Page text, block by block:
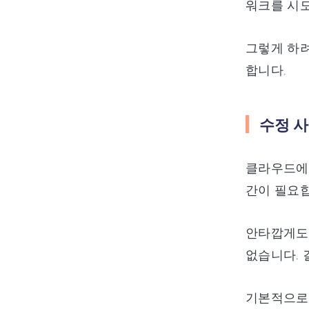
워크를 시
그렇게 하
합니다.
수정
클라우드
간이 필요
안타깝게
없습니다.
기본적으